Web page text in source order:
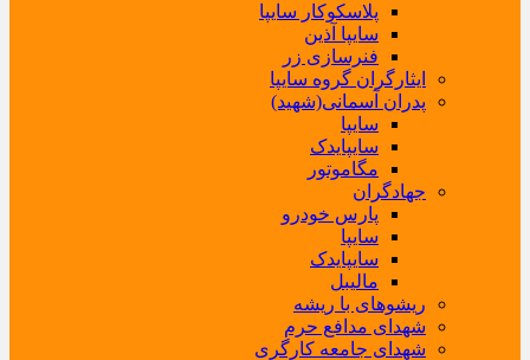
پلاسکوکار سایپا
سایپا آذین
فنرسازی زر
ایثارگران گروه سایپا
پدران آسمانی(شهید)
سایپا
سایپایدک
مگاموتور
جهادگران
پارس خودرو
سایپا
سایپایدک
مالیبل
ریشوهای با ریشه
شهدای مدافع حرم
شهدای جامعه کارگری